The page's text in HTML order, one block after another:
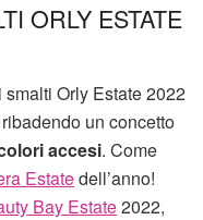
ORLY ESTATE
Orly Estate 2022
un concetto
accesi. Come
Estatedell’anno!
Bay Estate2022,